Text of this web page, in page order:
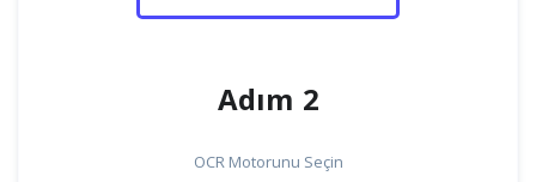
Adım 2
OCR Motorunu Seçin